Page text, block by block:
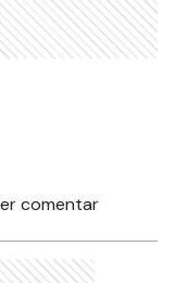
comentar